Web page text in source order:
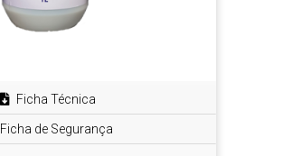
Ficha Técnica
Ficha de Segurança